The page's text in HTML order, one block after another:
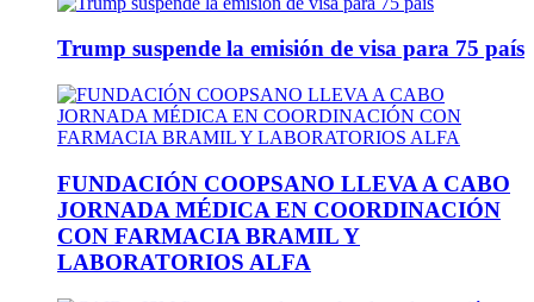
Trump suspende la emisión de visa para 75 país
FUNDACIÓN COOPSANO LLEVA A CABO
JORNADA MÉDICA EN COORDINACIÓN
CON FARMACIA BRAMIL Y
LABORATORIOS ALFA